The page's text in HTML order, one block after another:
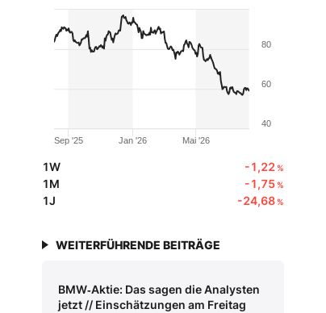
Jan '26
Sep '25 Mai '26
40
60
80
1W -1,22%
1M -1,75%
1J -24,68%
WEITERFÜHRENDE BEITRÄGE
BMW‑Aktie: Das sagen die Analysten
jetzt // Einschätzungen am Freitag